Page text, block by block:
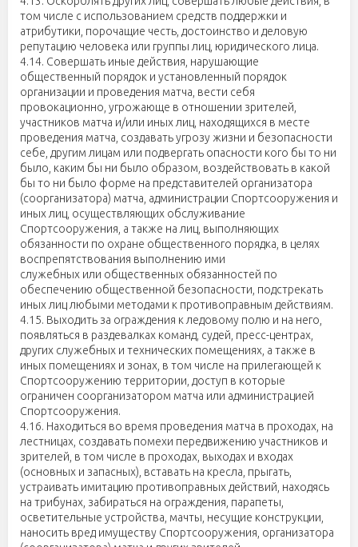
том числе с использованием средств поддержки и
атрибутики, порочащие честь, достоинство и деловую
репутацию человека или группы лиц, юридического лица.
4.14. Совершать иные действия, нарушающие
общественный порядок и установленный порядок
организации и проведения матча, вести себя
провокационно, угрожающе в отношении зрителей,
участников матча и/или иных лиц, находящихся в месте
проведения матча, создавать угрозу жизни и безопасности
себе, другим лицам или подвергать опасности кого бы то ни
было, каким бы ни было образом, воздействовать в какой
бы то ни было форме на представителей организатора
(соорганизатора) матча, администрации Спортсооружения и
иных лиц, осуществляющих обслуживание
Спортсооружения, а также на лиц, выполняющих
обязанности по охране общественного порядка, в целях
воспрепятствования выполнению ими
служебных или общественных обязанностей по
обеспечению общественной безопасности, подстрекать
иных лиц любыми методами к противоправным действиям.
4.15. Выходить за ограждения к ледовому полю и на него,
появляться в раздевалках команд, судей, пресс-центрах,
других служебных и технических помещениях, а также в
иных помещениях и зонах, в том числе на прилегающей к
Спортсооружению территории, доступ в которые
ограничен соорганизатором матча или администрацией
Спортсооружения.
4.16. Находиться во время проведения матча в проходах, на
лестницах, создавать помехи передвижению участников и
зрителей, в том числе в проходах, выходах и входах
(основных и запасных), вставать на кресла, прыгать,
устраивать имитацию противоправных действий, находясь
на трибунах, забираться на ограждения, парапеты,
осветительные устройства, мачты, несущие конструкции,
наносить вред имуществу Спортсооружения, организатора